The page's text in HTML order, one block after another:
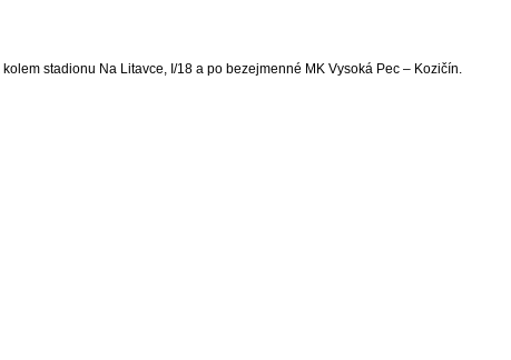
stadionu Na Litavce, I/18 a po bezejmenné MK Vysoká Pec – Kozičín.